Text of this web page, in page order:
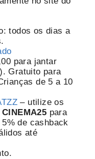
todos os dias a
para jantar
Gratuito para
de 5 a 10
– utilize os
CINEMA25 para
de cashback
até